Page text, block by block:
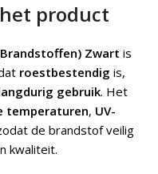
product
Zwart is
roestbestendig is,
gebruik. Het
temperaturen, UV-
de brandstof veilig
kwaliteit.